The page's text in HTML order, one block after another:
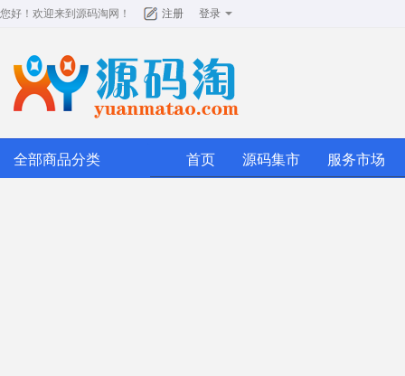
您好！欢迎来到 源码淘网 ！ 注册 登录
全部商品分类 首页 源码集市 服务市场